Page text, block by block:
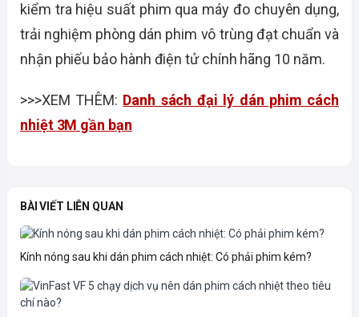
kiểm tra hiệu suất phim qua máy đo chuyên dụng,
trải nghiệm phòng dán phim vô trùng đạt chuẩn và
nhận phiếu bảo hành điện tử chính hãng 10 năm.
>>>XEM THÊM: Danh sách đại lý dán phim cách
nhiệt 3M gần bạn
BÀI VIẾT LIÊN QUAN
Kính nóng sau khi dán phim cách nhiệt: Có phải phim kém?